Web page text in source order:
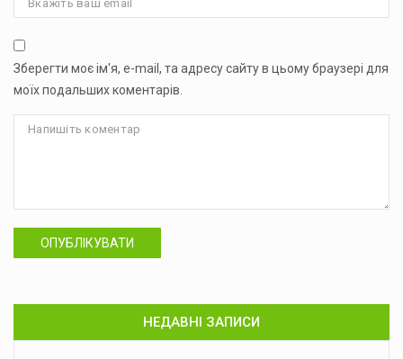
Зберегти моє ім'я, e-mail, та адресу сайту в цьому браузері для
моїх подальших коментарів.
ОПУБЛІКУВАТИ
НЕДАВНІ ЗАПИСИ